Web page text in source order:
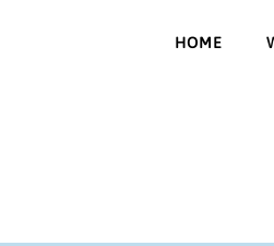
HOME